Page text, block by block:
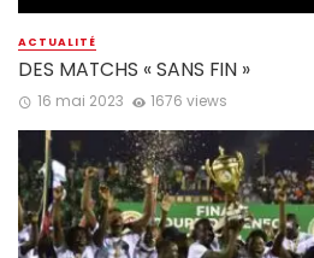
ACTUALITÉ
DES MATCHS « SANS FIN »
16 mai 2023 1676 views